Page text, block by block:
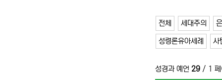
전체 세대주의
성령론유아세례 사
성경과 예언 29 / 1 페